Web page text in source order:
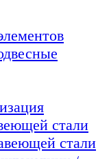
стали
стали